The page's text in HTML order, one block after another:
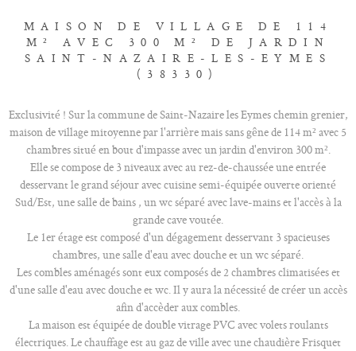
MAISON DE VILLAGE DE 114
M² AVEC 300 M² DE JARDIN
SAINT-NAZAIRE-LES-EYMES
(38330)
Exclusivité ! Sur la commune de Saint-Nazaire les Eymes chemin grenier,
maison de village mitoyenne par l'arrière mais sans gêne de 114 m² avec 5
chambres situé en bout d'impasse avec un jardin d'environ 300 m².
Elle se compose de 3 niveaux avec au rez-de-chaussée une entrée
desservant le grand séjour avec cuisine semi-équipée ouverte orienté
Sud/Est, une salle de bains , un wc séparé avec lave-mains et l'accès à la
grande cave voutée.
Le 1er étage est composé d'un dégagement desservant 3 spacieuses
chambres, une salle d'eau avec douche et un wc séparé.
Les combles aménagés sont eux composés de 2 chambres climatisées et
d'une salle d'eau avec douche et wc. Il y aura la nécessité de créer un accès
afin d'accèder aux combles.
La maison est équipée de double vitrage PVC avec volets roulants
électriques. Le chauffage est au gaz de ville avec une chaudière Frisquet